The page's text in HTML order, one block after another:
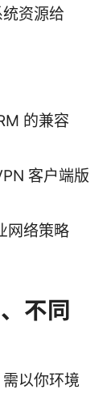
资源给
的兼容
客户端版
网络策略
不同
以你环境